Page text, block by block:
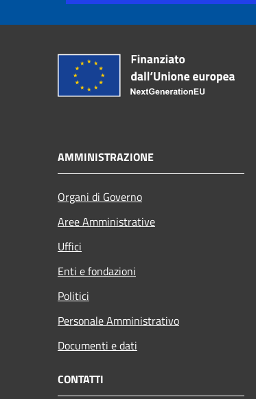
AMMINISTRAZIONE
Organi di Governo
Aree Amministrative
Uffici
Enti e fondazioni
Politici
Personale Amministrativo
Documenti e dati
CONTATTI